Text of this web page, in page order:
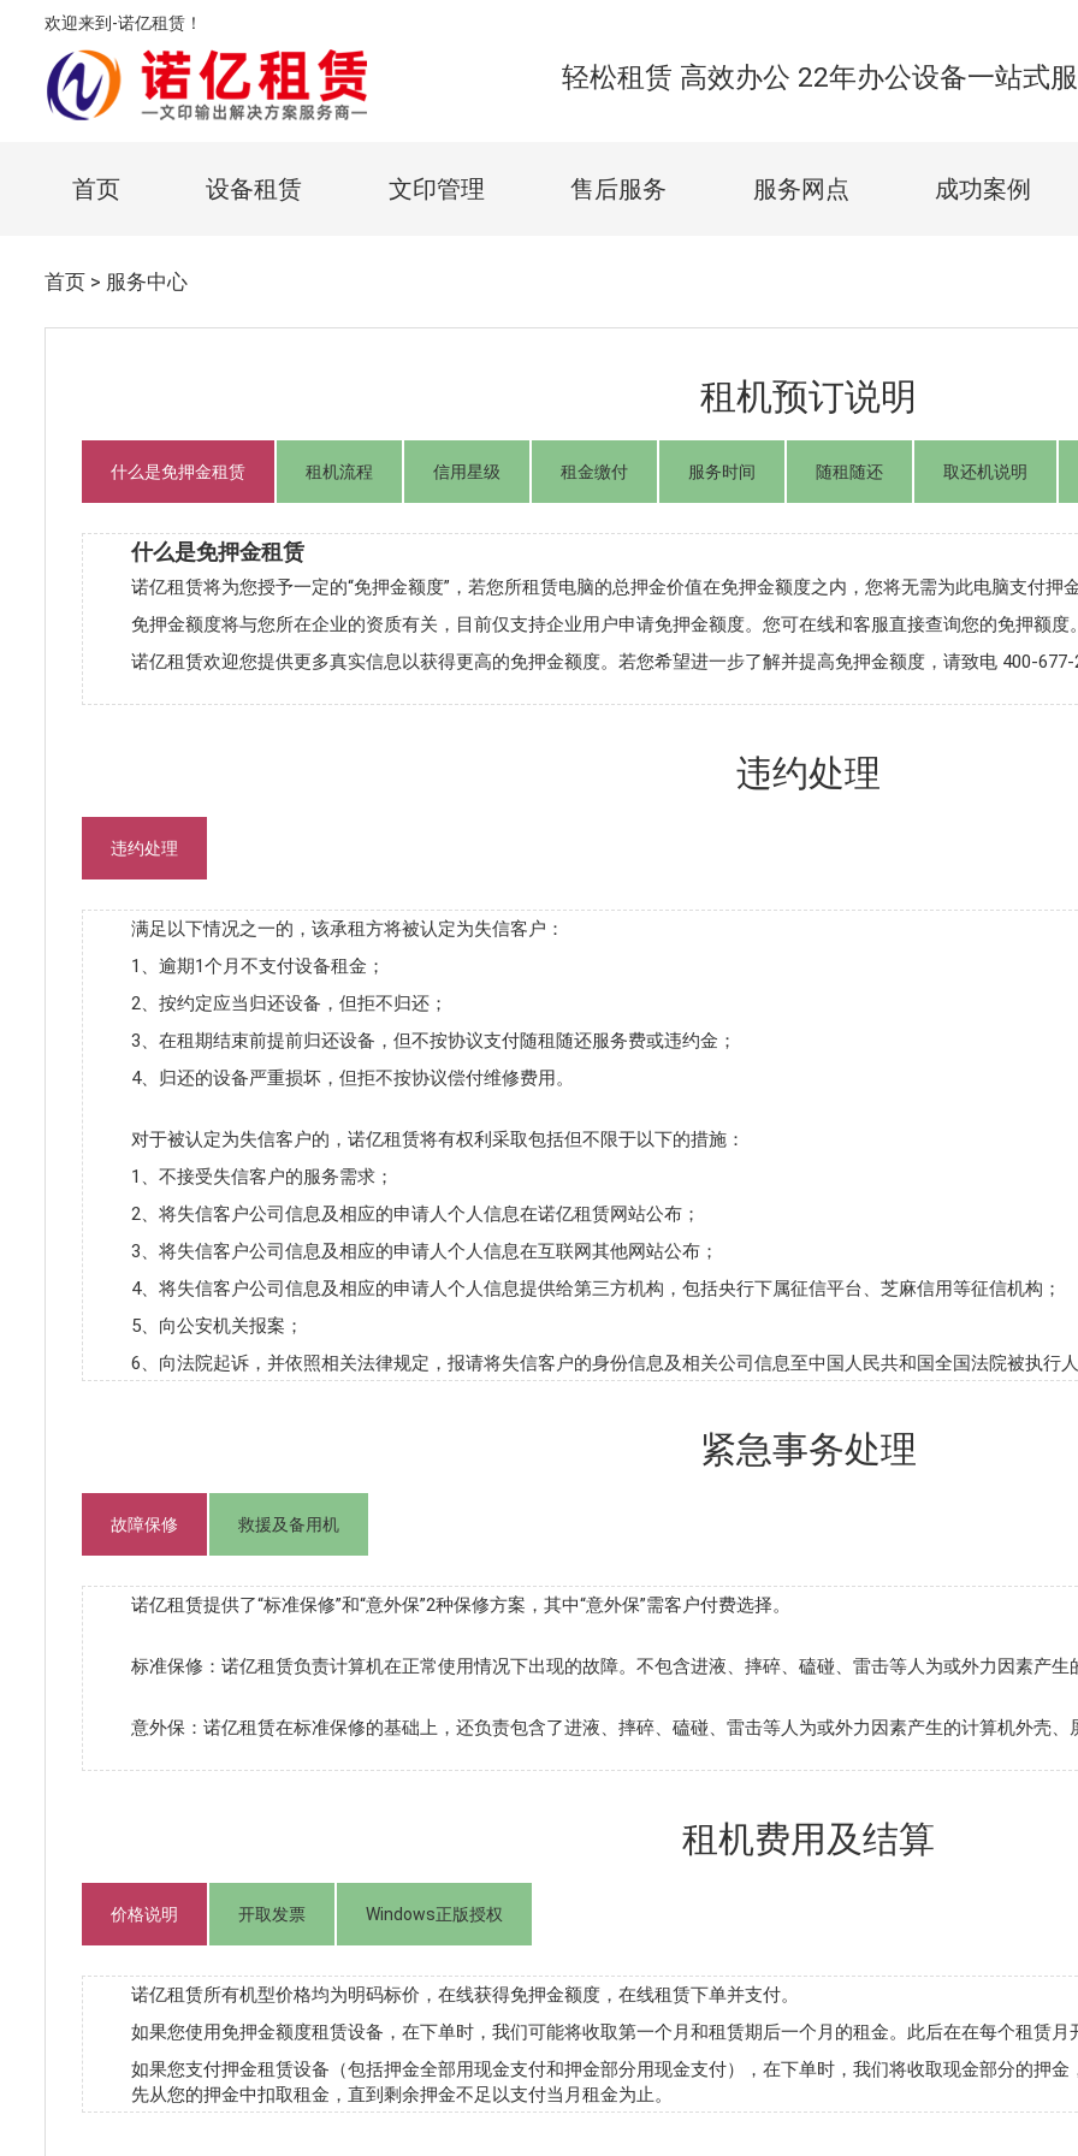
欢迎来到-诺亿租赁！
轻松租赁 高效办公 22年办公设备一站式
首页 设备租赁 文印管理 售后服务 服务网点 成功案例
首页 > 服务中心
租机预订说明
什么是免押金租赁 租机流程 信用星级 租金缴付 服务时间 随租随还 取还机说明
什么是免押金租赁
诺亿租赁将为您授予一定的“免押金额度”，若您所租赁电脑的总押金价值在免押金额度之内，您将无需为此电脑支付押
免押金额度将与您所在企业的资质有关，目前仅支持企业用户申请免押金额度。您可在线和客服直接查询您的免押额度。
诺亿租赁欢迎您提供更多真实信息以获得更高的免押金额度。若您希望进一步了解并提高免押金额度，请致电 400-677-
违约处理
违约处理
满足以下情况之一的，该承租方将被认定为失信客户：
1、逾期1个月不支付设备租金；
2、按约定应当归还设备，但拒不归还；
3、在租期结束前提前归还设备，但不按协议支付随租随还服务费或违约金；
4、归还的设备严重损坏，但拒不按协议偿付维修费用。
对于被认定为失信客户的，诺亿租赁将有权利采取包括但不限于以下的措施：
1、不接受失信客户的服务需求；
2、将失信客户公司信息及相应的申请人个人信息在诺亿租赁网站公布；
3、将失信客户公司信息及相应的申请人个人信息在互联网其他网站公布；
4、将失信客户公司信息及相应的申请人个人信息提供给第三方机构，包括央行下属征信平台、芝麻信用等征信机构；
5、向公安机关报案；
6、向法院起诉，并依照相关法律规定，报请将失信客户的身份信息及相关公司信息至中国人民共和国全国法院被执行人
紧急事务处理
故障保修 救援及备用机
诺亿租赁提供了“标准保修”和“意外保”2种保修方案，其中“意外保”需客户付费选择。
标准保修：诺亿租赁负责计算机在正常使用情况下出现的故障。不包含进液、摔碎、磕碰、雷击等人为或外力因素产生
意外保：诺亿租赁在标准保修的基础上，还负责包含了进液、摔碎、磕碰、雷击等人为或外力因素产生的计算机外壳、
租机费用及结算
价格说明 开取发票 Windows正版授权
诺亿租赁所有机型价格均为明码标价，在线获得免押金额度，在线租赁下单并支付。
如果您使用免押金额度租赁设备，在下单时，我们可能将收取第一个月和租赁期后一个月的租金。此后在在每个租赁月
如果您支付押金租赁设备（包括押金全部用现金支付和押金部分用现金支付），在下单时，我们将收取现金部分的押
先从您的押金中扣取租金，直到剩余押金不足以支付当月租金为止。